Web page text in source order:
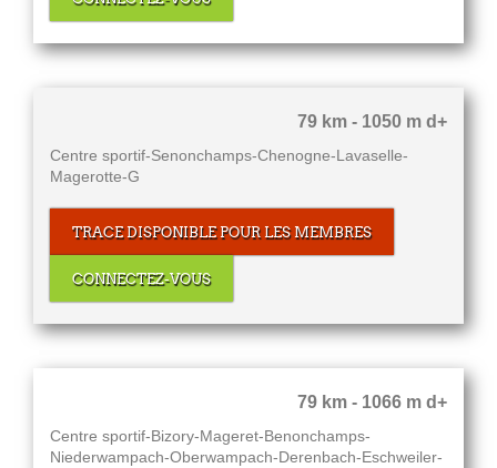
79 km - 1050 m d+
Centre sportif-Senonchamps-Chenogne-Lavaselle-
Magerotte-G
TRACE DISPONIBLE POUR LES MEMBRES
CONNECTEZ-VOUS
79 km - 1066 m d+
Centre sportif-Bizory-Mageret-Benonchamps-
Niederwampach-Oberwampach-Derenbach-Eschweiler-